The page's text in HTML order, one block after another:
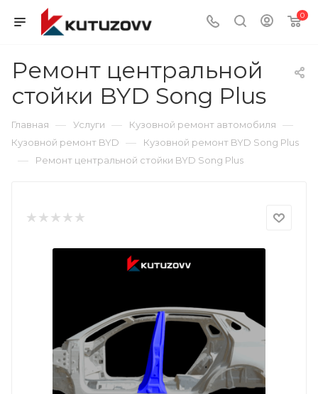
0
Ремонт центральной
стойки BYD Song Plus
Главная — Услуги — Кузовной ремонт автомобиля —
Кузовной ремонт BYD — Кузовной ремонт BYD Song Plus
— Ремонт центральной стойки BYD Song Plus